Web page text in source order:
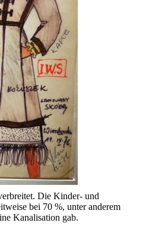
Die Kinder- und
bei 70 %, unter anderem
Kanalisation gab.